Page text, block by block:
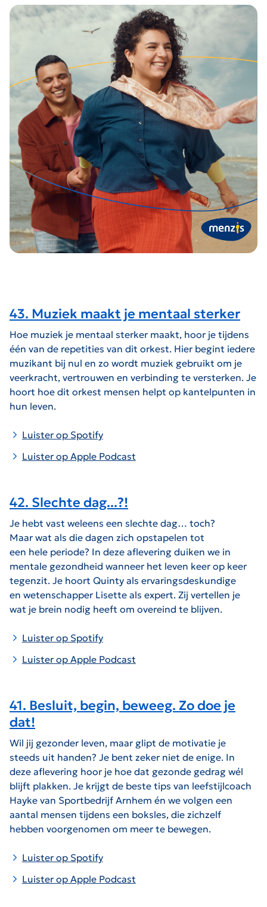
43. Muziek maakt je mentaal sterker
Hoe muziek je mentaal sterker maakt, hoor je tijdens
één van de repetities van dit orkest. Hier begint iedere
muzikant bij nul en zo wordt muziek gebruikt om je
veerkracht, vertrouwen en verbinding te versterken. Je
hoort hoe dit orkest mensen helpt op kantelpunten in
hun leven.
Luister op Spotify
Luister op Apple Podcast
42. Slechte dag...?!
Je hebt vast weleens een slechte dag… toch?
Maar wat als die dagen zich opstapelen tot
een hele periode? In deze aflevering duiken we in
mentale gezondheid wanneer het leven keer op keer
tegenzit. Je hoort Quinty als ervaringsdeskundige
en wetenschapper Lisette als expert. Zij vertellen je
wat je brein nodig heeft om overeind te blijven.
Luister op Spotify
Luister op Apple Podcast
41. Besluit, begin, beweeg. Zo doe je
dat!
Wil jij gezonder leven, maar glipt de motivatie je
steeds uit handen? Je bent zeker niet de enige. In
deze aflevering hoor je hoe dat gezonde gedrag wél
blijft plakken. Je krijgt de beste tips van leefstijlcoach
Hayke van Sportbedrijf Arnhem én we volgen een
aantal mensen tijdens een boksles, die zichzelf
hebben voorgenomen om meer te bewegen.
Luister op Spotify
Luister op Apple Podcast